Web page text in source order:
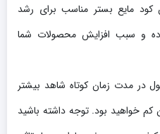
مایع بستر مناسب برای رشد
و سبب افزایش محصولات شما
در مدت زمان کوتاه شاهد بیشتر
خواهید بود. توجه داشته باشید